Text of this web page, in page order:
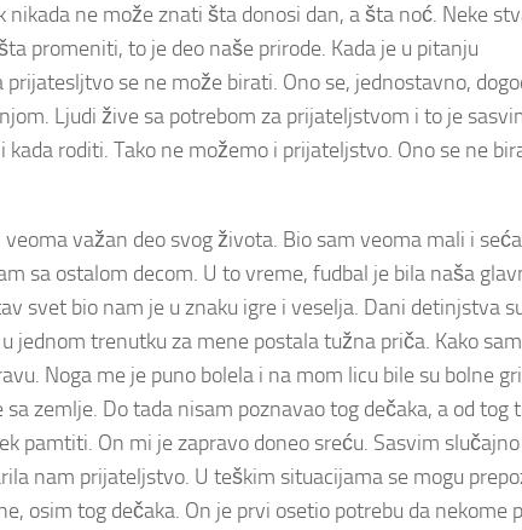
ne može znati šta donosi dan, a šta noć. Neke
promeniti, to je deo naše prirode. Kada je u pitanju
se ne može birati. Ono se, jednostavno,
Ljudi žive sa potrebom za prijateljstvom i to je
roditi. Tako ne možemo i prijateljstvo. Ono se ne
važan deo svog života. Bio sam veoma mali i
sa ostalom decom. U to vreme, fudbal je bila naša
svet bio nam je u znaku igre i veselja. Dani detinjstva
jednom trenutku za mene postala tužna priča. Kako
Noga me je puno bolela i na mom licu bile su bolne
zemlje. Do tada nisam poznavao tog dečaka, a od tog
pamtiti. On mi je zapravo doneo sreću. Sasvim
nam prijateljstvo. U teškim situacijama se mogu
osim tog dečaka. On je prvi osetio potrebu da nekome